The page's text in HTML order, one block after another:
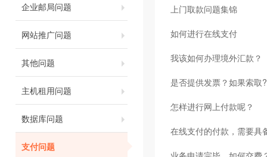
企业邮局问题
网站推广问题
其他问题
主机租用问题
数据库问题
支付问题
上门取款问题集锦
如何进行在线支付
我该如何办理境外汇款？
是否提供发票？如果索取?
怎样进行网上付款呢？
在线支付的付款，需要具